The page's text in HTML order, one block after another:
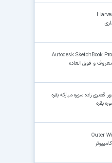
Autodesk SketchBook
و فوق العاده
زاده سوره مبارکه بقره
بقره
Outer